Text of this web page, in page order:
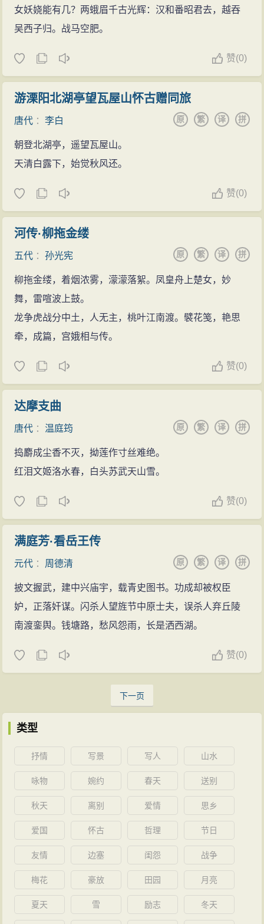
女妖娆能有几？两蛾眉千古光辉：汉和番昭君去，越吞
吴西子归。战马空肥。
赞(0)
游溧阳北湖亭望瓦屋山怀古赠同旅
唐代 ：李白 拼
译
繁
原
朝登北湖亭，遥望瓦屋山。
天清白露下，始觉秋风还。
赞(0)
河传·柳拖金缕
五代 ：孙光宪 拼
译
繁
原
柳拖金缕，着烟浓雾，濛濛落絮。凤皇舟上楚女，妙
舞，雷喧波上鼓。
龙争虎战分中土，人无主，桃叶江南渡。襞花笺，艳思
牵，成篇，宫娥相与传。
赞(0)
达摩支曲
唐代 ：温庭筠 拼
译
繁
原
捣麝成尘香不灭，拗莲作寸丝难绝。
红泪文姬洛水春，白头苏武天山雪。
赞(0)
满庭芳·看岳王传
元代 ： 周德清 拼
译
繁
原
披文握武，建中兴庙宇，载青史图书。功成却被权臣
妒，正落奸谋。闪杀人望旌节中原士夫，误杀人弃丘陵
南渡銮舆。钱塘路，愁风怨雨，长是洒西湖。
赞(0)
下一页
类型
抒情 写景 写人 山水
咏物 婉约 春天 送别
秋天 离别 爱情 思乡
爱国 怀古 哲理 节日
友情 边塞 闺怨 战争
梅花 豪放 田园 月亮
夏天 雪 励志 冬天